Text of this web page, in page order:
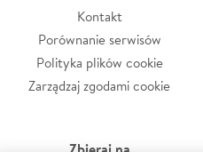
Kontakt
Porównanie serwisów
Polityka plików cookie
Zarządzaj zgodami cookie